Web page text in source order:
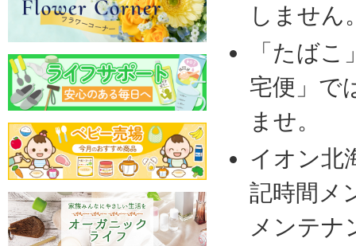
しません
「たば
宅便」で
ませ。
イオン北
記時間メ
メンテナ